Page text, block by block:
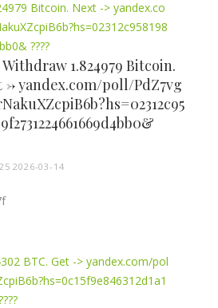
Withdraw 1.824979 Bitcoin.
-> yandex.com/poll/PdZ7vg
2026-03-14